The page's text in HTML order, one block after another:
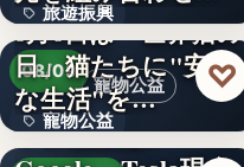
旅遊振興
2
「ボラン…
寵物公益
08/09
寵物公益
8月8日は「世界猫の
日」猫たちに"安全
な生活"を…
♡
下班國際線》